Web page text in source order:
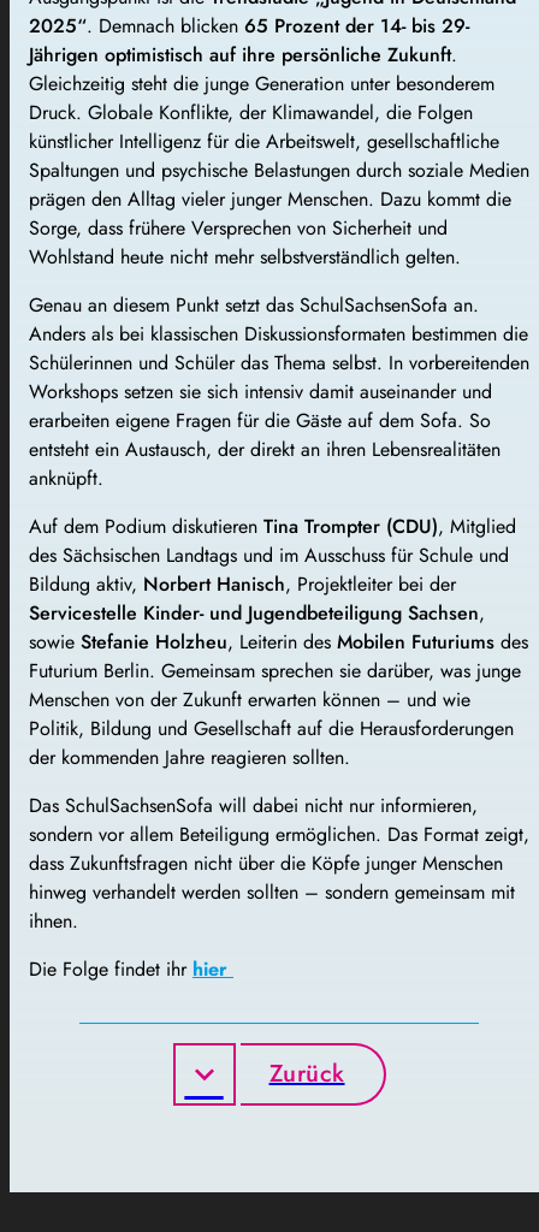
2025“. Demnach blicken 65 Prozent der 14- bis 29-
Jährigen optimistisch auf ihre persönliche Zukunft.
Gleichzeitig steht die junge Generation unter besonderem
Druck. Globale Konflikte, der Klimawandel, die Folgen
künstlicher Intelligenz für die Arbeitswelt, gesellschaftliche
Spaltungen und psychische Belastungen durch soziale Medien
prägen den Alltag vieler junger Menschen. Dazu kommt die
Sorge, dass frühere Versprechen von Sicherheit und
Wohlstand heute nicht mehr selbstverständlich gelten.
Genau an diesem Punkt setzt das SchulSachsenSofa an.
Anders als bei klassischen Diskussionsformaten bestimmen die
Schülerinnen und Schüler das Thema selbst. In vorbereitenden
Workshops setzen sie sich intensiv damit auseinander und
erarbeiten eigene Fragen für die Gäste auf dem Sofa. So
entsteht ein Austausch, der direkt an ihren Lebensrealitäten
anknüpft.
Auf dem Podium diskutieren Tina Trompter (CDU), Mitglied
des Sächsischen Landtags und im Ausschuss für Schule und
Bildung aktiv, Norbert Hanisch, Projektleiter bei der
Servicestelle Kinder- und Jugendbeteiligung Sachsen,
sowie Stefanie Holzheu, Leiterin des Mobilen Futuriums des
Futurium Berlin. Gemeinsam sprechen sie darüber, was junge
Menschen von der Zukunft erwarten können – und wie
Politik, Bildung und Gesellschaft auf die Herausforderungen
der kommenden Jahre reagieren sollten.
Das SchulSachsenSofa will dabei nicht nur informieren,
sondern vor allem Beteiligung ermöglichen. Das Format zeigt,
dass Zukunftsfragen nicht über die Köpfe junger Menschen
hinweg verhandelt werden sollten – sondern gemeinsam mit
ihnen.
Die Folge findet ihr hier
Zurück